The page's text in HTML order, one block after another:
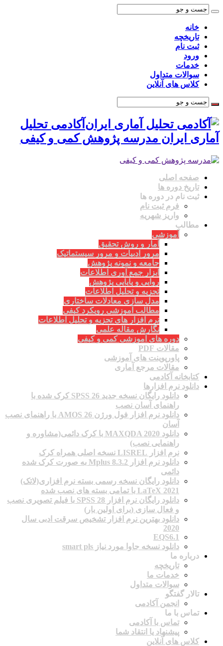
خانه
تاریخچه
ثبت نام
ورود
خدمات
سوالات متداول
کلاس های آنلاین
آکادمی تحلیل
آماری ایران مدرسه پژوهش کمی و کیفی
صفحه اصلی
تاریخ دوره ها
ثبت نام در دوره ها
فرم ثبت نام
واریز شهریه
مطالب
آموزشی
آمار و روش تحقیق
مرور ادبیات و مرور سیستماتیک
جامعه و نمونه پژوهش
ابزار جمع آوری اطلاعات
روایی و پایایی پژوهش
تجزیه و تحلیل اطلاعات
مدل سازی معادلات ساختاری
مطالب آموزشی رویکرد کیفی
نرم افزار های تجزیه و تحلیل اطلاعات
نگارش مقاله علمی
دوره های آموزشی کمی و کیفی
مقالات PDF
پاورپوینت های آموزشی
مقالات مرجع آماری
کتابخانه آکادمی
دانلود نرم افزارها
دانلود رایگان نسخه جدید SPSS 26 کرک شده با
راهنمای آسان نصب
دانلود نرم افزار فول ورژن AMOS 26 با راهنمای نصب
آسان
دانلود MAXQDA 2020 با کرک دائمی(مشاوره و
راهنمایی نصب)
نرم افزار LISREL نسخه اصلی همراه کرک
دانلود نرم افزار Mplus 8.3.2 به صورت کرک شده
دائمی
دانلود رایگان نسخه رسمی بسته نرم افزاری(لاتک)
2021 LaTeX با تمامی بسته های نصب شده
دانلود رایگان نرم افزار SPSS 28 با فیلم تصویری نصب
و فعال سازی (برای اولین بار)
دانلود بهترین نرم افزار تشخیص سرقت ادبی سال
2020
EQS6.1
دانلود نسخه جاوا مورد نیاز smart pls
درباره ما
تاریخچه
خدمات ما
سوالات متداول
تالار گفتگو
انجمن آکادمی
تماس با ما
تماس با آکادمی
پیشنهاد یا انتقاد شما
کلاس های آنلاین